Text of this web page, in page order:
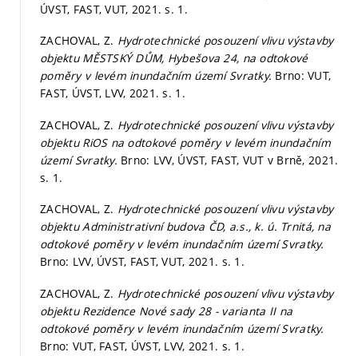
ÚVST, FAST, VUT, 2021.s. 1.
ZACHOVAL, Z. Hydrotechnické posouzení vlivu výstavby
objektu MĚSTSKÝ DŮM, Hybešova 24, na odtokové
poměry v levém inundačním území Svratky. Brno: VUT,
FAST, ÚVST, LVV, 2021.s. 1.
ZACHOVAL, Z. Hydrotechnické posouzení vlivu výstavby
objektu RiOS na odtokové poměry v levém inundačním
území Svratky. Brno: LVV, ÚVST, FAST, VUT v Brně, 2021.
s. 1.
ZACHOVAL, Z. Hydrotechnické posouzení vlivu výstavby
objektu Administrativní budova ČD, a.s., k. ú. Trnitá, na
odtokové poměry v levém inundačním území Svratky.
Brno: LVV, ÚVST, FAST, VUT, 2021. s. 1.
ZACHOVAL, Z. Hydrotechnické posouzení vlivu výstavby
objektu Rezidence Nové sady 28 - varianta II na
odtokové poměry v levém inundačním území Svratky.
Brno: VUT, FAST, ÚVST, LVV, 2021. s. 1.